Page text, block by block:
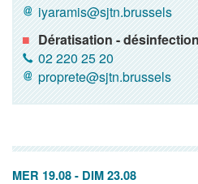
iyaramis@sjtn.brussels
Dératisation -
02 220 25 20
proprete@sjtn.brussels
MER 19.08 - DIM 23.08